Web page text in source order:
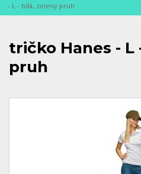
- L - bílá, zelený pruh
tričko Hanes - L
pruh